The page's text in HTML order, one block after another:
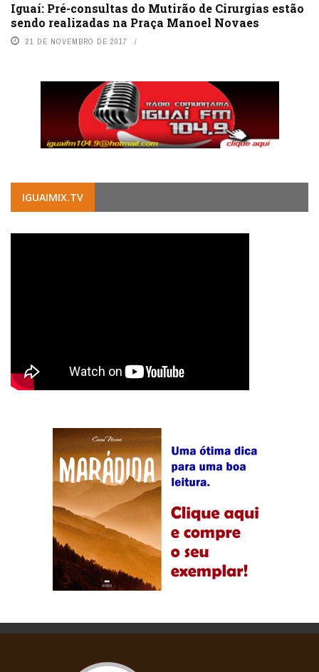
Iguaí: Pré-consultas do Mutirão de Cirurgias estão
sendo realizadas na Praça Manoel Novaes
21 DE NOVEMBRO DE 2017
IGUAIMIX.TV